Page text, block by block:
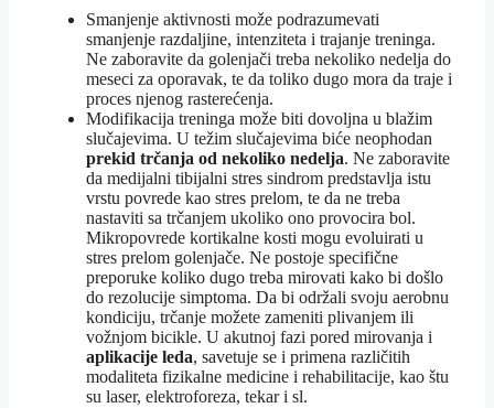
Smanjenje aktivnosti može podrazumevati
smanjenje razdaljine, intenziteta i trajanje treninga.
Ne zaboravite da golenjači treba nekoliko nedelja do
meseci za oporavak, te da toliko dugo mora da traje i
proces njenog rasterećenja.
Modifikacija treninga može biti dovoljna u blažim
slučajevima. U težim slučajevima biće neophodan
prekid trčanja od nekoliko nedelja. Ne zaboravite
da medijalni tibijalni stres sindrom predstavlja istu
vrstu povrede kao stres prelom, te da ne treba
nastaviti sa trčanjem ukoliko ono provocira bol.
Mikropovrede kortikalne kosti mogu evoluirati u
stres prelom golenjače. Ne postoje specifične
preporuke koliko dugo treba mirovati kako bi došlo
do rezolucije simptoma. Da bi održali svoju aerobnu
kondiciju, trčanje možete zameniti plivanjem ili
vožnjom bicikle. U akutnoj fazi pored mirovanja i
aplikacije leda, savetuje se i primena različitih
modaliteta fizikalne medicine i rehabilitacije, kao štu
su laser, elektroforeza, tekar i sl.